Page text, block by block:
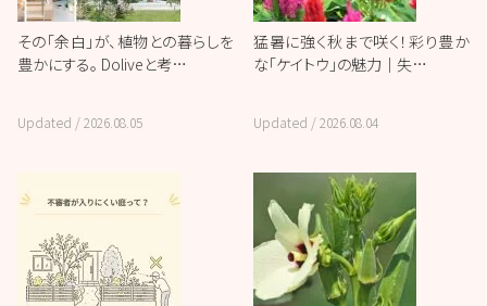
その「余白」が、植物との暮らしを
豊かにする。 Doliveと考…
Updated /2026.08.05
猛暑に強く秋まで咲く！彩り豊か
な「ケイトウ」の魅力｜失…
Updated /2026.08.04